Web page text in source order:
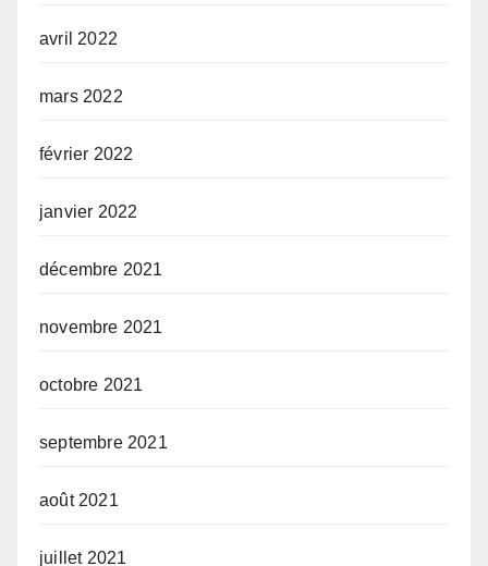
avril 2022
mars 2022
février 2022
janvier 2022
décembre 2021
novembre 2021
octobre 2021
septembre 2021
août 2021
juillet 2021